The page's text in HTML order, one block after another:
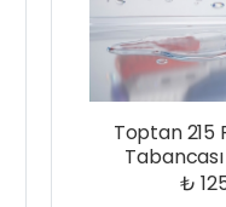
Toptan 215
₺